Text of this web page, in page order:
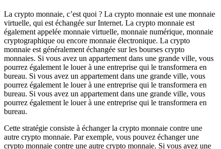
La crypto monnaie, c’est quoi ? La crypto monnaie est une monnaie
virtuelle, qui est échangée sur Internet. La crypto monnaie est
également appelée monnaie virtuelle, monnaie numérique, monnaie
cryptographique ou encore monnaie électronique. La crypto
monnaie est généralement échangée sur les bourses crypto
monnaies. Si vous avez un appartement dans une grande ville, vous
pourrez également le louer à une entreprise qui le transformera en
bureau. Si vous avez un appartement dans une grande ville, vous
pourrez également le louer à une entreprise qui le transformera en
bureau. Si vous avez un appartement dans une grande ville, vous
pourrez également le louer à une entreprise qui le transformera en
bureau.
Cette stratégie consiste à échanger la crypto monnaie contre une
autre crypto monnaie. Par exemple, vous pouvez échanger une
crypto monnaie contre une autre crypto monnaie. Si vous avez une